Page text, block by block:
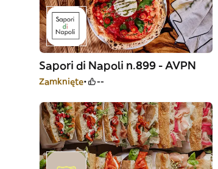
Sapori di Napoli n.899 - AVPN
Zamknięte --